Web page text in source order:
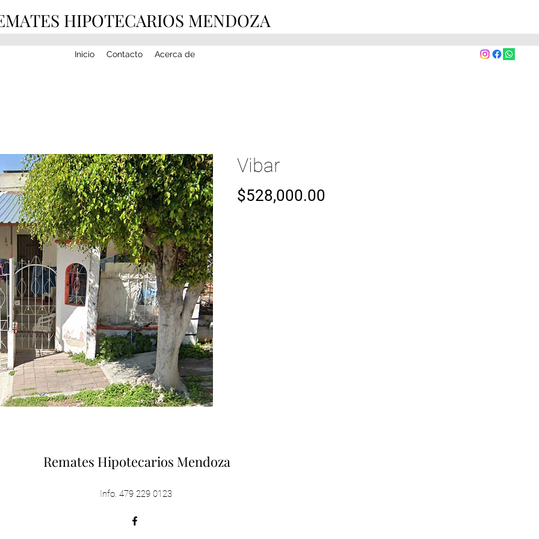
HIPOTECARIOS MENDOZA
Inicio Contacto Acerca de
Vibar
$528,000.00
Remates Hipotecarios Mendoza
Info. 479 229 0123